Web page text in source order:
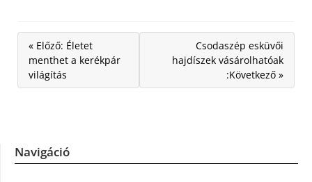
« Előző: Életet
menthet a kerékpár
világítás
Csodaszép esküvői
hajdíszek vásárolhatóak
:Következő »
Navigáció